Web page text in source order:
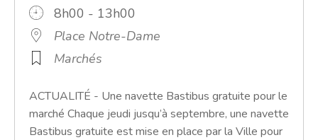
8h00 - 13h00
Place Notre-Dame
Marchés
ACTUALITÉ - Une navette Bastibus gratuite pour le
marché Chaque jeudi jusqu’à septembre, une navette
Bastibus gratuite est mise en place par la Ville pour